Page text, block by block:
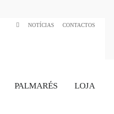
NOTÍCIAS CONTACTOS
PALMARÉS LOJA